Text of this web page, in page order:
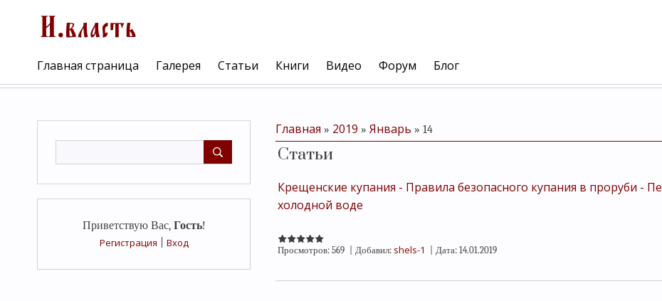
Главная страница Галерея Статьи Книги Видео Форум Блог
Приветствую Вас, Гость!
Регистрация
Вход
Главная » 2019 » Январь » 14
Статьи
Крещенские купания - Правила безопасного купания в проруби -
холодной воде
Просмотров: 569 Добавил: shels-1 Дата: 14.01.2019